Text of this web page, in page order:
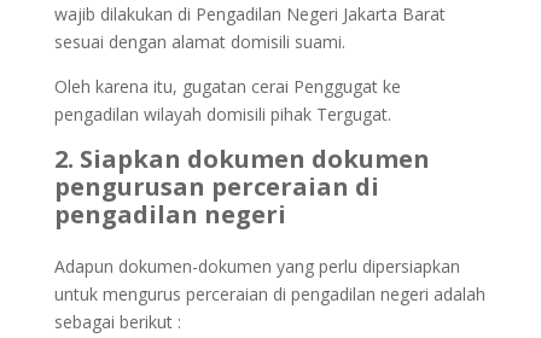
wajib dilakukan di Pengadilan Negeri Jakarta Barat
sesuai dengan alamat domisili suami.
Oleh karena itu, gugatan cerai Penggugat ke
pengadilan wilayah domisili pihak Tergugat.
2. Siapkan dokumen dokumen
pengurusan perceraian di
pengadilan negeri
Adapun dokumen-dokumen yang perlu dipersiapkan
untuk mengurus perceraian di pengadilan negeri adalah
sebagai berikut :